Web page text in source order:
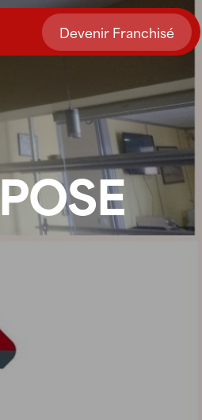
Devenir Franchisé